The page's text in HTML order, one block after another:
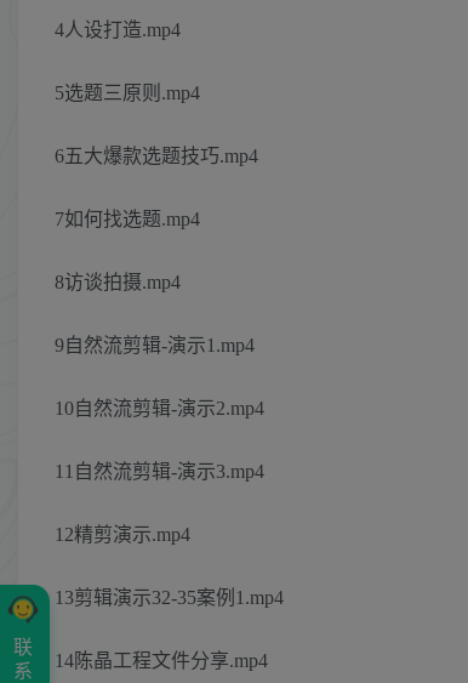
4人设打造.mp4
5选题三原则.mp4
6五大爆款选题技巧.mp4
7如何找选题.mp4
8访谈拍摄.mp4
9自然流剪辑-演示1.mp4
10自然流剪辑-演示2.mp4
11自然流剪辑-演示3.mp4
12精剪演示.mp4
13剪辑演示32-35案例1.mp4
14陈晶工程文件分享.mp4
联
系